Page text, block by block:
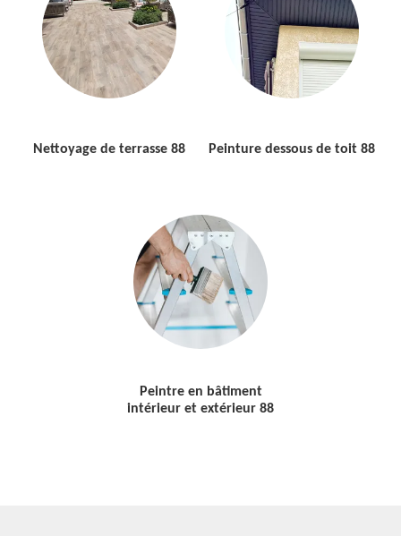
Nettoyage de terrasse 88 Peinture dessous de toit 88
Peintre en bâtiment
intérieur et extérieur 88